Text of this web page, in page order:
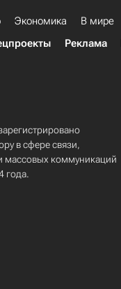
Экономика В мире
Реклама
в сфере связи,
массовых коммуникаций
года.